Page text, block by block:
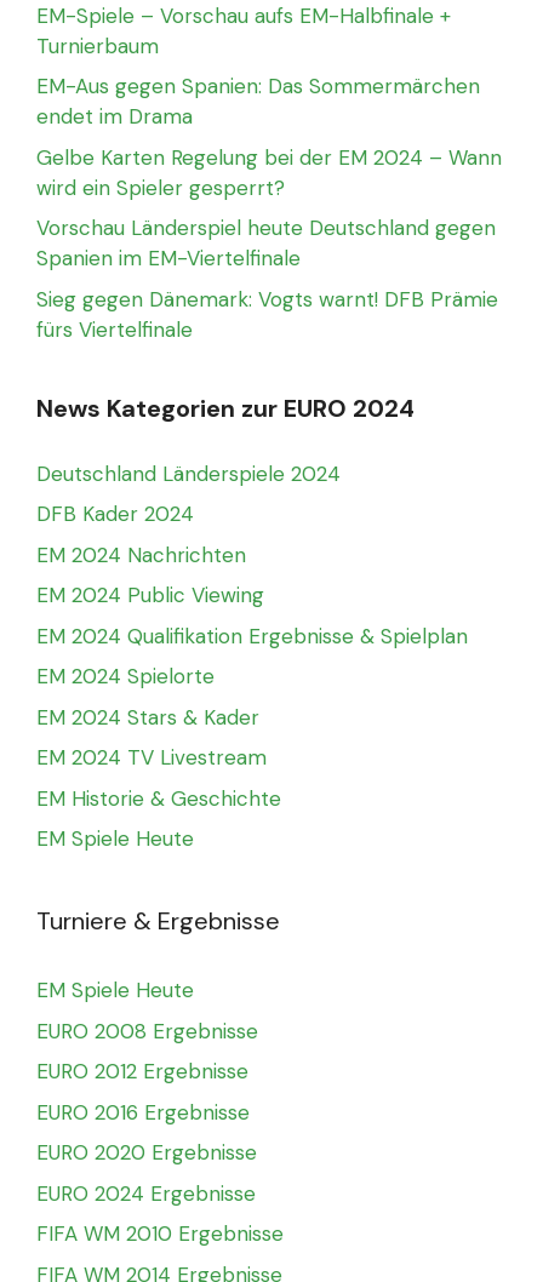
EM-Spiele – Vorschau aufs EM-Halbfinale +
Turnierbaum
EM-Aus gegen Spanien: Das Sommermärchen
endet im Drama
Gelbe Karten Regelung bei der EM 2024 – Wann
wird ein Spieler gesperrt?
Vorschau Länderspiel heute Deutschland gegen
Spanien im EM-Viertelfinale
Sieg gegen Dänemark: Vogts warnt! DFB Prämie
fürs Viertelfinale
News Kategorien zur EURO 2024
Deutschland Länderspiele 2024
DFB Kader 2024
EM 2024 Nachrichten
EM 2024 Public Viewing
EM 2024 Qualifikation Ergebnisse & Spielplan
EM 2024 Spielorte
EM 2024 Stars & Kader
EM 2024 TV Livestream
EM Historie & Geschichte
EM Spiele Heute
Turniere & Ergebnisse
EM Spiele Heute
EURO 2008 Ergebnisse
EURO 2012 Ergebnisse
EURO 2016 Ergebnisse
EURO 2020 Ergebnisse
EURO 2024 Ergebnisse
FIFA WM 2010 Ergebnisse
FIFA WM 2014 Ergebnisse